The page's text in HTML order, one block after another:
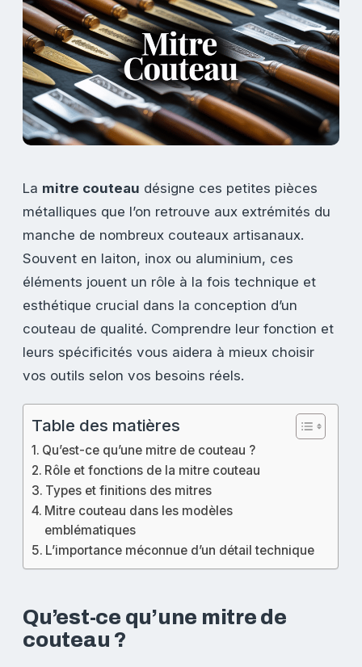
La mitre couteau désigne ces petites pièces
métalliques que l’on retrouve aux extrémités du
manche de nombreux couteaux artisanaux.
Souvent en laiton, inox ou aluminium, ces
éléments jouent un rôle à la fois technique et
esthétique crucial dans la conception d’un
couteau de qualité. Comprendre leur fonction et
leurs spécificités vous aidera à mieux choisir
vos outils selon vos besoins réels.
Table des matières
Qu’est-ce qu’une mitre de couteau ?
Rôle et fonctions de la mitre couteau
Types et finitions des mitres
Mitre couteau dans les modèles
emblématiques
L’importance méconnue d’un détail technique
Qu’est-ce qu’une mitre de
couteau ?